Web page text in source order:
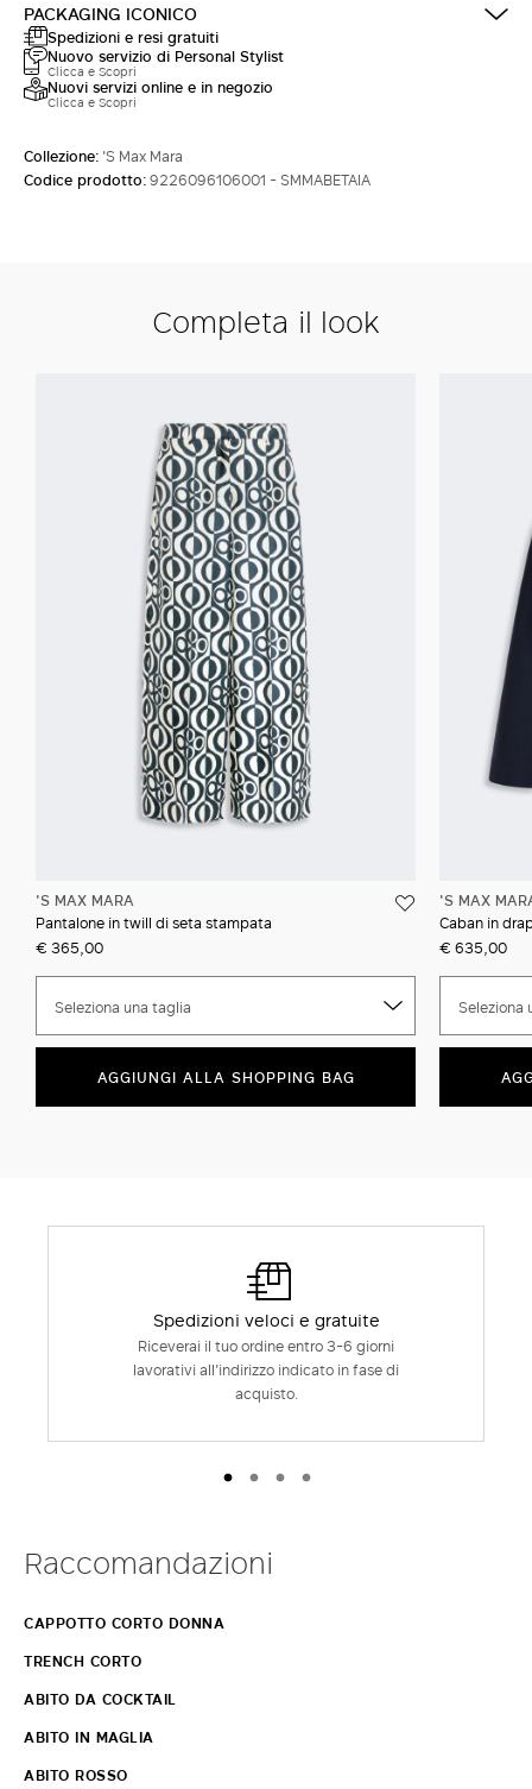
PACKAGING ICONICO
Spedizioni e resi gratuiti
Nuovo servizio di Personal Stylist
Clicca e Scopri
Nuovi servizi online e in negozio
Clicca e Scopri
Collezione: 'S Max Mara
Codice prodotto:9226096106001 - SMMABETAIA
Completa il look
'S MAX MARA
Pantalone in twill di seta stampata
€ 365,00
Seleziona una taglia
AGGIUNGI ALLA SHOPPING BAG
'S MAX
Caban in
€ 635,00
Seleziona
Spedizioni veloci e gratuite
Riceverai il tuo ordine entro 3-6 giorni
lavorativi all'indirizzo indicato in fase di
acquisto.
Raccomandazioni
CAPPOTTO CORTO DONNA
TRENCH CORTO
ABITO DA COCKTAIL
ABITO IN MAGLIA
ABITO ROSSO